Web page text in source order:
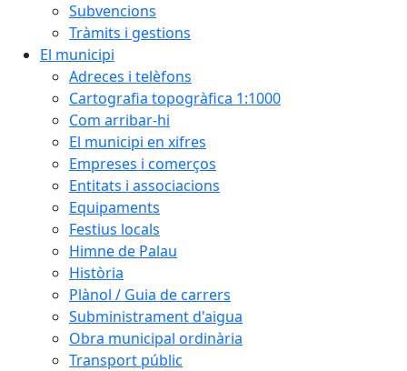
Subvencions
Tràmits i gestions
El municipi
Adreces i telèfons
Cartografia topogràfica 1:1000
Com arribar-hi
El municipi en xifres
Empreses i comerços
Entitats i associacions
Equipaments
Festius locals
Himne de Palau
Història
Plànol / Guia de carrers
Subministrament d'aigua
Obra municipal ordinària
Transport públic